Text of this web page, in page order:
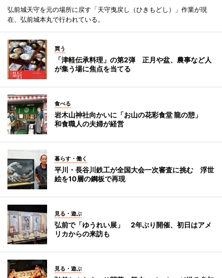
弘前城天守を元の場所に戻す「天守曳戻し（ひきもどし）」作業が現
在、弘前城本丸で行われている。
買う
「津軽伝承料理」の第2弾 正月や盆、農事など人
が集う場に焦点を当てる
食べる
岩木山神社向かいに「お山の花彩食堂 龍の憩」
和食職人の夫婦が経営
暮らす・働く
平川・長谷川鉄工が全国大会一次審査に挑む 浮世
絵を10層の鋼板で再現
見る・遊ぶ
弘前で「ゆうれい展」 2年ぶり開催、初日はアメ
リカからの来訪も
見る・遊ぶ